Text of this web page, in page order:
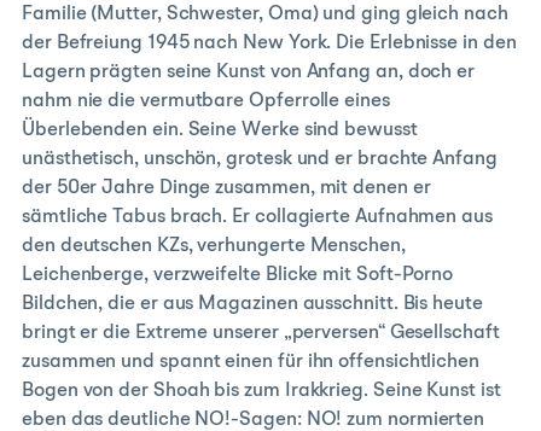
Familie (Mutter, Schwester, Oma) und ging gleich nach
der Befreiung 1945 nach New York. Die Erlebnisse in den
Lagern prägten seine Kunst von Anfang an, doch er
nahm nie die vermutbare Opferrolle eines
Überlebenden ein. Seine Werke sind bewusst
unästhetisch, unschön, grotesk und er brachte Anfang
der 50er Jahre Dinge zusammen, mit denen er
sämtliche Tabus brach. Er collagierte Aufnahmen aus
den deutschen KZs, verhungerte Menschen,
Leichenberge, verzweifelte Blicke mit Soft-Porno
Bildchen, die er aus Magazinen ausschnitt. Bis heute
bringt er die Extreme unserer „perversen“ Gesellschaft
zusammen und spannt einen für ihn offensichtlichen
Bogen von der Shoah bis zum Irakkrieg. Seine Kunst ist
eben das deutliche NO!-Sagen: NO! zum normierten